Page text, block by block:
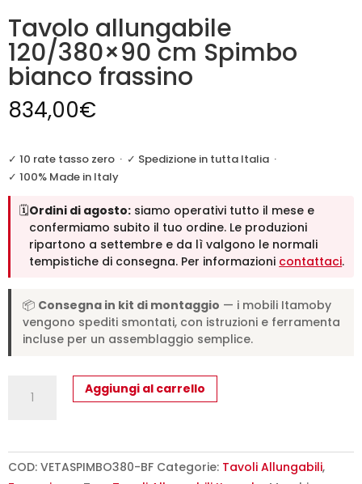
Tavolo allungabile
120/380×90 cm Spimbo
bianco frassino
834,00€
✓ 10 rate tasso zero · ✓ Spedizione in tutta Italia ·
✓ 100% Made in Italy
🗓️Ordini di agosto: siamo operativi tutto il mese e
confermiamo subito il tuo ordine. Le produzioni
ripartono a settembre e da lì valgono le normali
tempistiche di consegna. Per informazioni contattaci.
📦 Consegna in kit di montaggio — i mobili Itamoby
vengono spediti smontati, con istruzioni e ferramenta
incluse per un assemblaggio semplice.
allungabile
Spimbo
Aggiungi al carrello
COD: VETASPIMBO380-BF Categorie: Tavoli Allungabili,